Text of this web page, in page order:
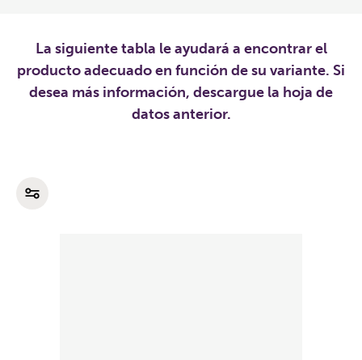
La siguiente tabla le ayudará a encontrar el
producto adecuado en función de su variante. Si
desea más información, descargue la hoja de
datos anterior.